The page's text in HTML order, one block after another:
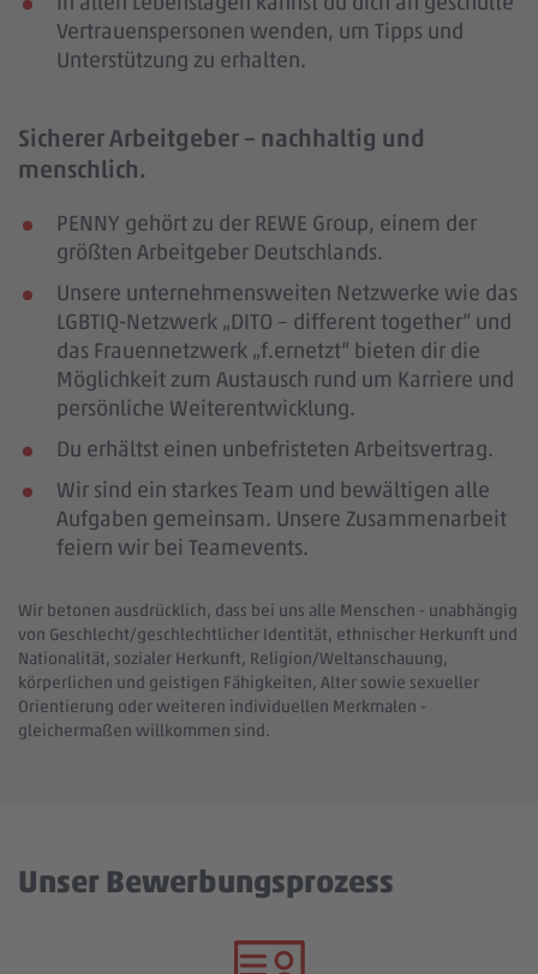
Vertrauenspersonen wenden, um Tipps und
Unterstützung zu erhalten.
Sicherer Arbeitgeber – nachhaltig und
menschlich.
PENNY gehört zu der REWE Group, einem der
größten Arbeitgeber Deutschlands.
Unsere unternehmensweiten Netzwerke wie das
LGBTIQ-Netzwerk „DITO – different together“ und
das Frauennetzwerk „f.ernetzt“ bieten dir die
Möglichkeit zum Austausch rund um Karriere und
persönliche Weiterentwicklung.
Du erhältst einen unbefristeten Arbeitsvertrag.
Wir sind ein starkes Team und bewältigen alle
Aufgaben gemeinsam. Unsere Zusammenarbeit
feiern wir bei Teamevents.
Wir betonen ausdrücklich, dass bei uns alle Menschen - unabhängig
von Geschlecht/geschlechtlicher Identität, ethnischer Herkunft und
Nationalität, sozialer Herkunft, Religion/Weltanschauung,
körperlichen und geistigen Fähigkeiten, Alter sowie sexueller
Orientierung oder weiteren individuellen Merkmalen -
gleichermaßen willkommen sind.
Unser Bewerbungsprozess